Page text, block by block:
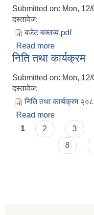
Submitted on: Mon,
दस्तावेज:
बजेट बक्तव्य.pdf
Read more
निति तथा कार्यक्रम
Submitted on: Mon,
दस्तावेज:
निति तथा कार्यक्रम
Read more
Pages
1 2 3
8